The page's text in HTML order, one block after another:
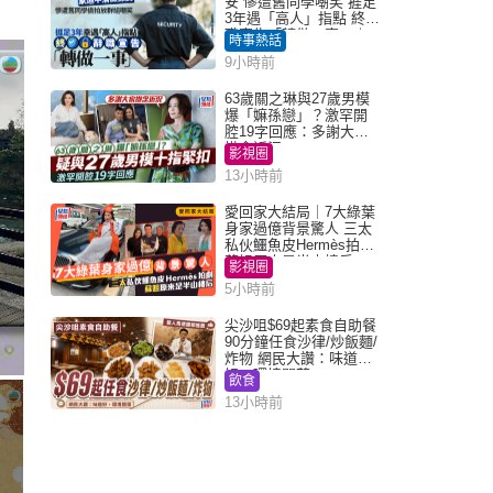
3年遇「高人」指點 終辭
職宣告「轉做一事」｜
Juicy叮
時事熱話
9小時前
63歲關之琳與27歲男模
爆「嫲孫戀」？激罕開
腔19字回應：多謝大家
掛念近況
影視圈
13小時前
愛回家大結局｜7大綠葉
身家過億背景驚人 三太
私伙鱷魚皮Hermès拍劇
蘇姐原來是半山樓后
影視圈
5小時前
尖沙咀$69起素食自助餐
90分鐘任食沙律/炒飯麵/
炸物 網民大讚：味道
好，環境闊落
飲食
13小時前